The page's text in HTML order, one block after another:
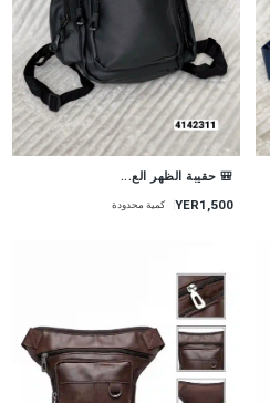
🎒 حقيبة الظهر الع...
YER1,500 كمية محدودة